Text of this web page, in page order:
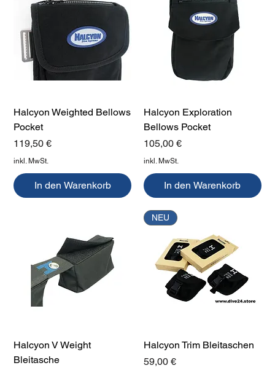
Halcyon Weighted Bellows
Pocket
Preis
119,50 €
inkl. MwSt.
In den Warenkorb
Halcyon Exploration
Bellows Pocket
Preis
105,00 €
inkl. MwSt.
In den Warenkorb
Halcyon V Weight
Bleitasche
NEU
Halcyon Trim Bleitaschen
Preis
59,00 €